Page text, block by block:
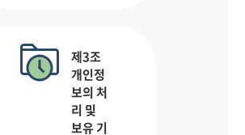
제3조
개인정
보의 처
리 및
보유 기